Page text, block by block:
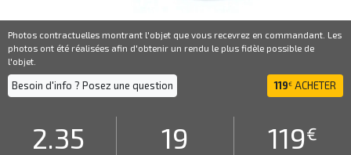
Photos contractuelles montrant l'objet que vous recevrez en commandant. Les
photos ont été réalisées afin d'obtenir un rendu le plus fidèle possible de
l'objet.
Besoin d'info ? Posez une question 119€ ACHETER
2.35 19 119€